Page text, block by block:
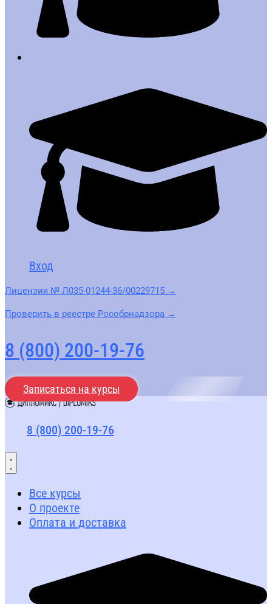
Вход
Лицензия № Л035-01244-36/00229715 →
Проверить в реестре Рособрнадзора →
8 (800) 200-19-76
Записаться на курсы
8 (800) 200-19-76
Все курсы
О проекте
Оплата и доставка